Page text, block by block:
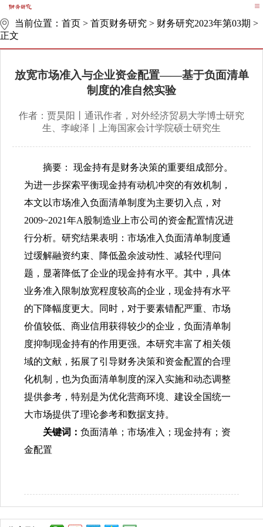
当前位置： 首页 > 首页财务研究 > 财务研究2023年第03期 >
正文
放宽市场准入与企业资金配置——基于负面清单
制度的准自然实验
作者：贾昊阳丨通讯作者，对外经济贸易大学博士研究
生、李峻泽丨上海国家会计学院硕士研究生
摘要： 现金持有是财务决策的重要组成部分。
为进一步探索平衡现金持有动机冲突的有效机制，
本文以市场准入负面清单制度为主要切入点，对
2009~2021年A股制造业上市公司的资金配置情况进
行分析。研究结果表明：市场准入负面清单制度通
过缓解融资约束、降低盈余波动性、减轻代理问
题，显著降低了企业的现金持有水平。其中，具体
业务准入限制放宽程度较高的企业，现金持有水平
的下降幅度更大。同时，对于要素错配严重、市场
价值较低、商业信用获得较少的企业，负面清单制
度抑制现金持有的作用更强。本研究丰富了相关领
域的文献，拓展了引导财务决策和资金配置的合理
化机制，也为负面清单制度的深入实施和动态调整
提供参考，特别是为优化营商环境、建设全国统一
大市场提供了理论参考和数据支持。
关键词： 负面清单；市场准入；现金持有；资
金配置